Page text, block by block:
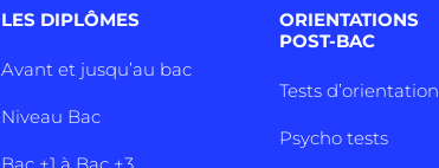
LES DIPLÔMES
Avant et jusqu’au bac
Niveau Bac
Bac +1 à Bac +3
ORIENTATIONS
POST-BAC
Tests d’orientation
Psycho tests